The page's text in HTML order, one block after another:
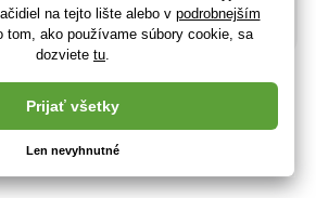
57403 obdĺžnik, 166x100x28cm s